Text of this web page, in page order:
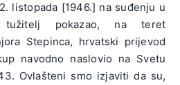
listopada [1946.] na suđenju u
pokazao, na teret
Stepinca, hrvatski prijevod
navodno naslovio na Svetu
Ovlašteni smo izjaviti da su,